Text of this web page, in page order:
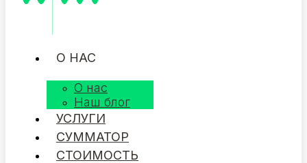
О НАС
О нас
Наш блог
УСЛУГИ
СУММАТОР
СТОИМОСТЬ